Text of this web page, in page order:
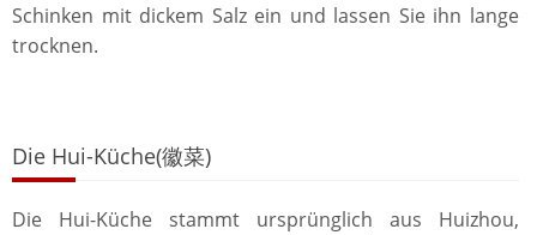
Schinken mit dickem Salz ein und lassen Sie ihn lange
trocknen.
Die Hui-Küche(徽菜)
Die Hui-Küche stammt ursprünglich aus Huizhou,